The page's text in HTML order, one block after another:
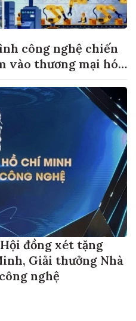
công nghệ chiến
vào thương mại hóa
đồng xét tặng
Giải thưởng Nhà
nghệ